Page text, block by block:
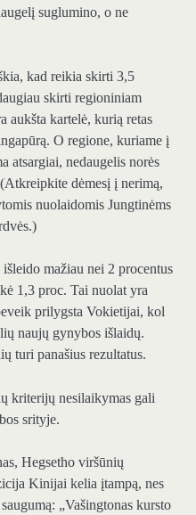
suglumino, o ne
kad reikia skirti 3,5
skirti regioniniam
aukšta kartelė, kurią retas
O regione, kuriame į
atsargiai, nedaugelis norės
dėmesį į nerimą,
nuolaidomis Jungtinėms
mažiau nei 2 procentus
1,3 proc. Tai nuolat yra
prilygsta Vokietijai, kol
naujų gynybos išlaidų.
turi panašius rezultatus.
kriterijų nesilaikymas gali
srityje.
Hegsetho viršūnių
Kinijai kelia įtampą, nes
„Vašingtonas kursto